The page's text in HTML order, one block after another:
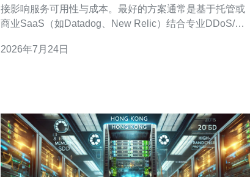
接影响服务可用性与成本。最好的方案通常是基于托管或
商业SaaS（如Datadog、New Relic）结合专业DDoS/流
性价比方案是开源栈
2026年7月24日